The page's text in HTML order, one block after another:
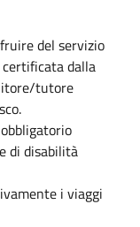
del servizio
dalla
tutore
di disabilità
i viaggi